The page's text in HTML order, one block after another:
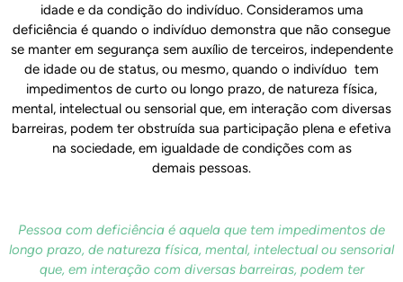
idade e da condição do indivíduo. Consideramos uma
deficiência é quando o indivíduo demonstra que não consegue
se manter em segurança sem auxílio de terceiros, independente
de idade ou de status, ou mesmo, quando o indivíduo tem
impedimentos de curto ou longo prazo, de natureza física,
mental, intelectual ou sensorial que, em interação com diversas
barreiras, podem ter obstruída sua participação plena e efetiva
na sociedade, em igualdade de condições com as
demais pessoas.
Pessoa com deficiência é aquela que tem impedimentos de
longo prazo, de natureza física, mental, intelectual ou sensorial
que, em interação com diversas barreiras, podem ter